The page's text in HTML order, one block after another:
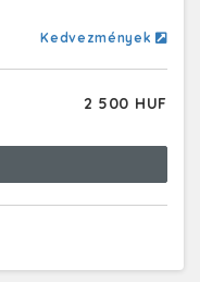
Kedvezmények
2 500 HUF